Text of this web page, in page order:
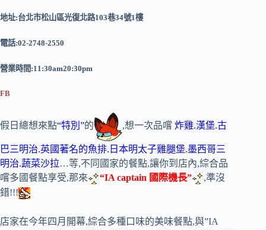
地址:台北市松山區光復北路103巷34號1樓
電話:02-2748-2550
營業時間:11:30am20:30pm
FB
假日總想來點“特別”的 ,想一次品嚐 炸雞.漢堡.古
巴三明治.英國著名的魚排.日本明太子雞腿堡.墨西哥三
明治.蔬菜沙拉…等,不同國家的餐點,讓你到店內,綜合品
嚐多國餐點享受,那來
“IA captain 國際機長”
,準沒
錯!!!
店家在今年四月開幕,綜合多種口味的美味餐點,與”IA